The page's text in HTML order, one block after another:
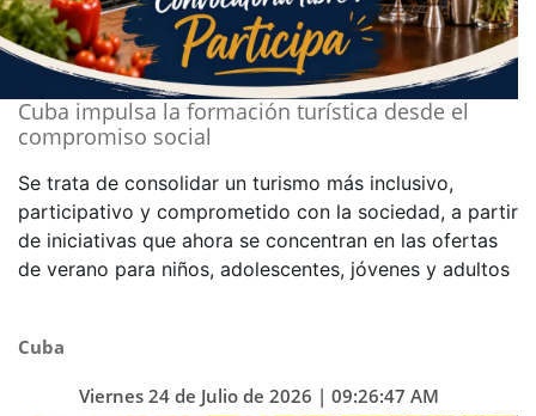
Cuba impulsa la formación turística desde el
compromiso social
Se trata de consolidar un turismo más inclusivo,
participativo y comprometido con la sociedad, a partir
de iniciativas que ahora se concentran en las ofertas
de verano para niños, adolescentes, jóvenes y adultos
Cuba
Viernes 24 de Julio de 2026 | 09:26:47 AM